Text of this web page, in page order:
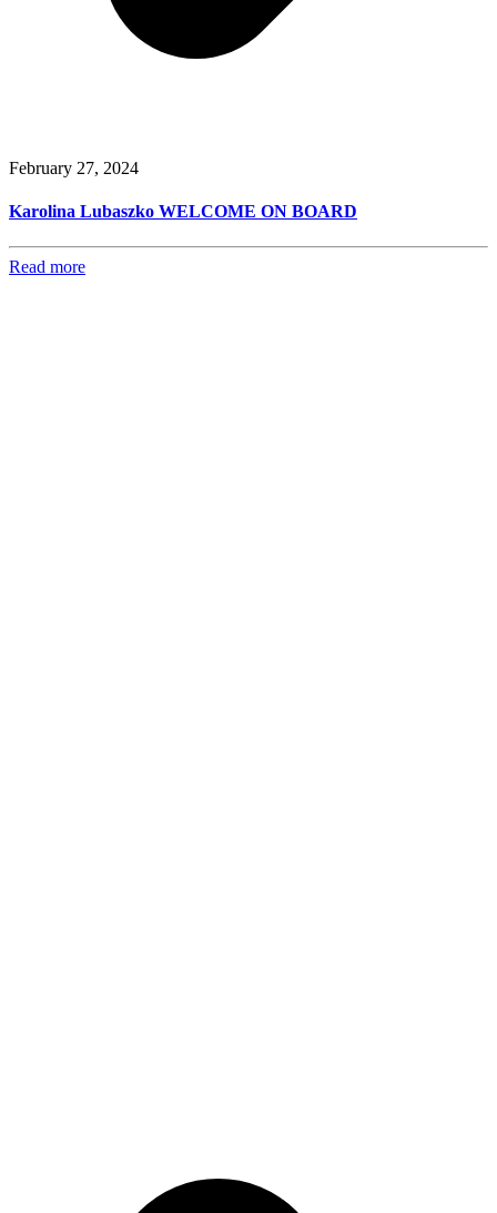
February 27, 2024
Karolina Lubaszko WELCOME ON BOARD
Read more